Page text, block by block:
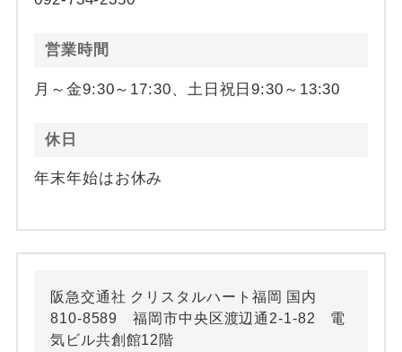
営業時間
月～金9:30～17:30、土日祝日9:30～13:30
休日
年末年始はお休み
阪急交通社 クリスタルハート福岡 国内
810-8589 福岡市中央区渡辺通2-1-82 電
気ビル共創館12階